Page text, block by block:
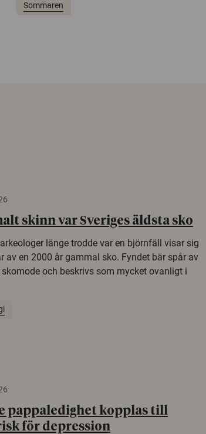
Sommaren
skinn var Sveriges äldsta sko
länge trodde var en björnfäll visar sig
av en 2000 år gammal sko. Fyndet bär spår av
och beskrivs som mycket ovanligt i
pappaledighet kopplas till
för depression